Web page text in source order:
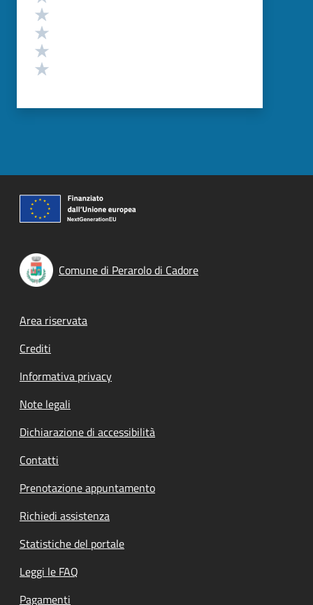
Comune di Perarolo di Cadore
Footer menu
Area riservata
Crediti
Informativa privacy
Note legali
Dichiarazione di accessibilità
Contatti
Prenotazione appuntamento
Richiedi assistenza
Statistiche del portale
Leggi le FAQ
Pagamenti